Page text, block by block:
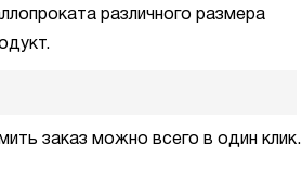
различного размера
заказ можно всего в один клик.